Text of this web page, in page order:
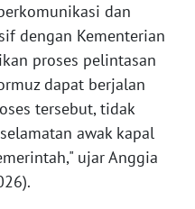
dan
dengan Kementerian
proses pelintasan
dapat berjalan
tersebut, tidak
awak kapal
ujar Anggia